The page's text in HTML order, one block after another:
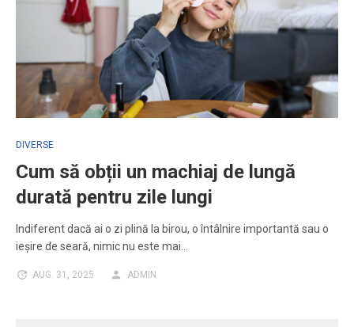
DIVERSE
Cum să obții un machiaj de lungă
durată pentru zile lungi
Indiferent dacă ai o zi plină la birou, o întâlnire importantă sau o
ieșire de seară, nimic nu este mai…
AUG. 31, 2025 ADMIN